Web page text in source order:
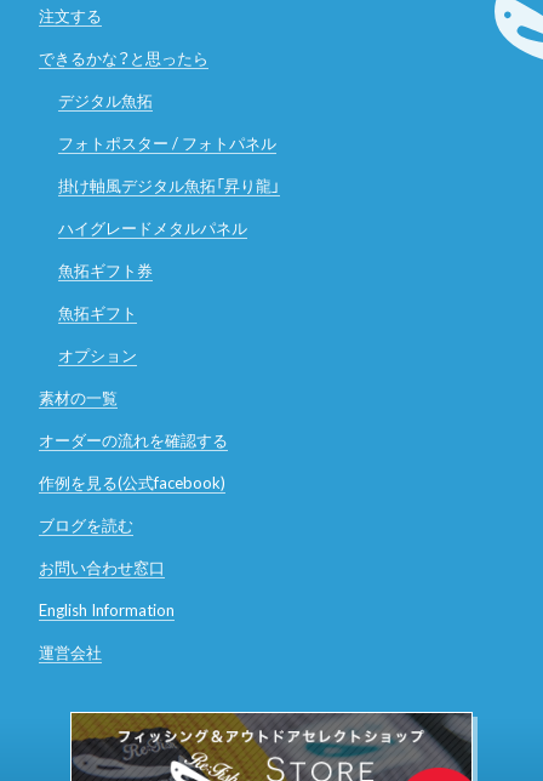
注文する
できるかな？と思ったら
デジタル魚拓
フォトポスター / フォトパネル
掛け軸風デジタル魚拓「昇り龍」
ハイグレードメタルパネル
魚拓ギフト券
魚拓ギフト
オプション
素材の一覧
オーダーの流れを確認する
作例を見る(公式facebook)
ブログを読む
お問い合わせ窓口
English Information
運営会社